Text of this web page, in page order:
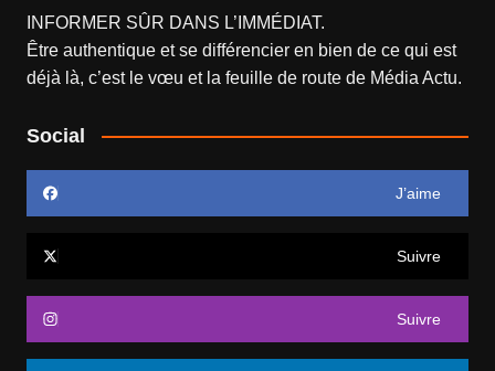
INFORMER SÛR DANS L’IMMÉDIAT.
Être authentique et se différencier en bien de ce qui est
déjà là, c’est le vœu et la feuille de route de Média Actu.
Social
J’aime
Suivre
Suivre